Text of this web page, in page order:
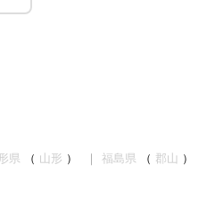
県 （ 山形 ） 福島県 （ 郡山 ）